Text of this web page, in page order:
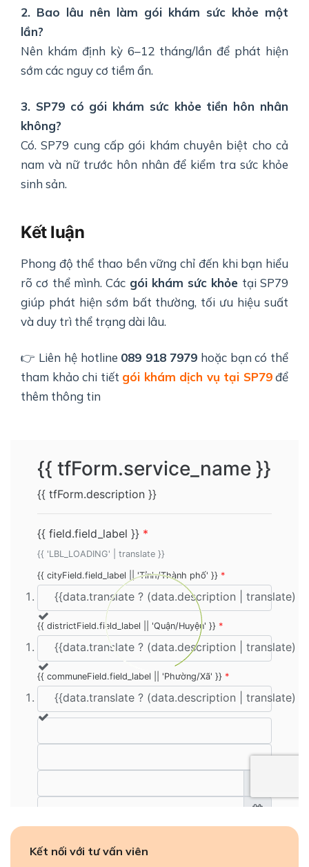
2. Bao lâu nên làm gói khám sức khỏe một
lần?
Nên khám định kỳ 6–12 tháng/lần để phát hiện
sớm các nguy cơ tiềm ẩn.
3. SP79 có gói khám sức khỏe tiền hôn nhân
không?
Có. SP79 cung cấp gói khám chuyên biệt cho cả
nam và nữ trước hôn nhân để kiểm tra sức khỏe
sinh sản.
Kết luận
Phong độ thể thao bền vững chỉ đến khi bạn hiểu
rõ cơ thể mình. Các gói khám sức khỏe tại SP79
giúp phát hiện sớm bất thường, tối ưu hiệu suất
và duy trì thể trạng dài lâu.
👉 Liên hệ hotline 089 918 7979 hoặc bạn có thể
tham khảo chi tiết gói khám dịch vụ tại SP79để
thêm thông tin
Kết nối với tư vấn viên